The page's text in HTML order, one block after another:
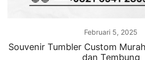
Februari 5, 2025
Souvenir Tumbler Custom
dan Tembung